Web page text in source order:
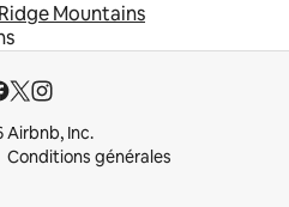
Mountains
Airbnb, Inc.
Conditions générales